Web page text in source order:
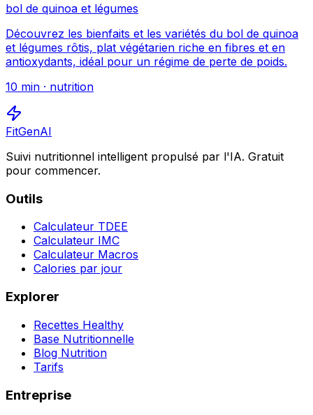
bol de quinoa et légumes
Découvrez les bienfaits et les variétés du bol de quinoa
et légumes rôtis, plat végétarien riche en fibres et en
antioxydants, idéal pour un régime de perte de poids.
10 min · nutrition
FitGenAI
Suivi nutritionnel intelligent propulsé par l'IA. Gratuit
pour commencer.
Outils
Calculateur TDEE
Calculateur IMC
Calculateur Macros
Calories par jour
Explorer
Recettes Healthy
Base Nutritionnelle
Blog Nutrition
Tarifs
Entreprise